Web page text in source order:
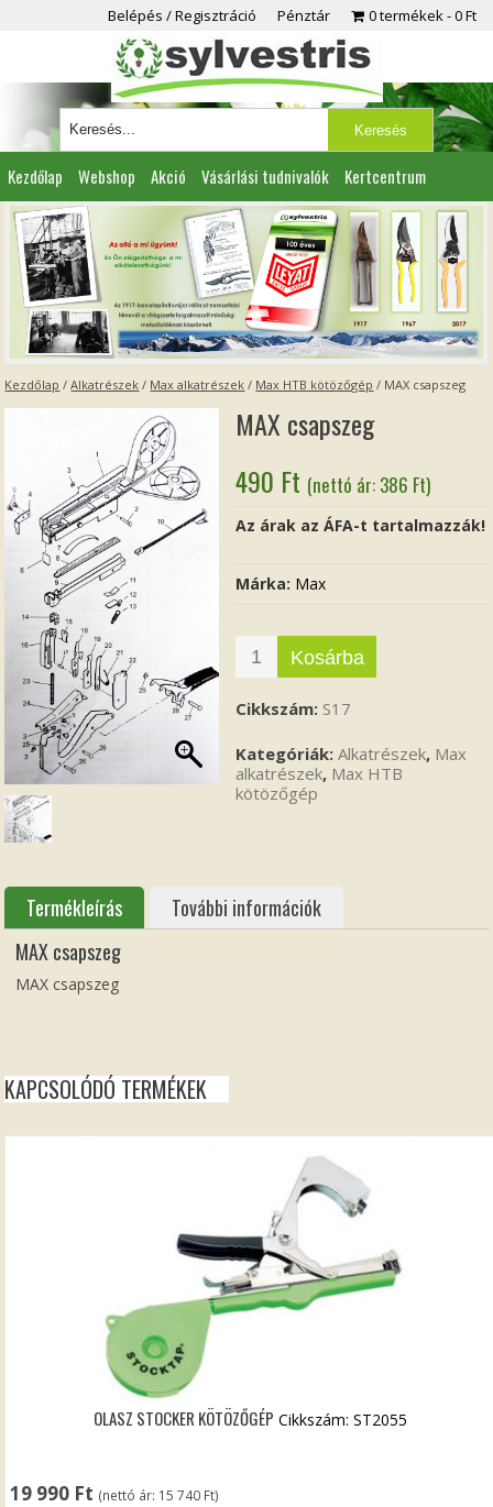
Belépés / Regisztráció Pénztár 0 termékek 0 Ft
Kezdőlap Webshop Akció Vásárlási tudnivalók Kertcentrum
Viszonteladóknak Partnereink Kapcsolat
Kezdőlap /Alkatrészek / Max alkatrészek / Max HTB kötözőgép / MAX csapszeg
MAX csapszeg
490 Ft (nettó ár: 386 Ft)
Az árak az ÁFA-t tartalmazzák!
Márka: Max
Kosárba
Cikkszám: S17
Kategóriák:Alkatrészek, Max
alkatrészek, Max HTB
kötözőgép
Termékleírás
További információk
MAX csapszeg
MAX csapszeg
KAPCSOLÓDÓ TERMÉKEK
OLASZ STOCKER KÖTÖZŐGÉP
19 990 Ft (nettó ár: 15 740 Ft)
Cikkszám: ST2055